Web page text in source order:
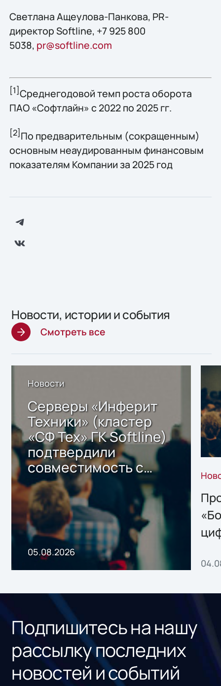
Светлана Ащеулова-Панкова, PR-
директор Softline, +7 925 800
5038, pr@softline.com
[1]Среднегодовой темп роста оборота
ПАО «Софтлайн» с 2022 по 2025 гг.
[2] По предварительным (сокращенным)
основным неаудированным финансовым
показателям Компании за 2025 год
Новости, истории и события
Смотреть все
Новости
Серверы «Инферит
Техники» (кластер
«СФ Тех» ГК Softline)
подтвердили
совместимость с
решением Sharx
Storage 2.x для
хранения данных
05.08.2026
Подпишитесь на нашу
рассылку последних
новостей и событий